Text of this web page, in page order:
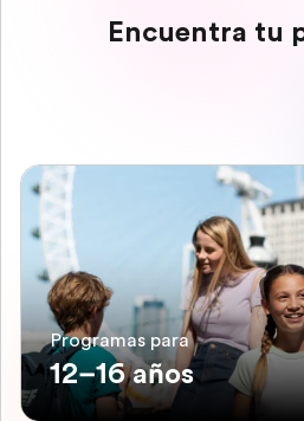
Encuentra tu
Programas para
12–16 años